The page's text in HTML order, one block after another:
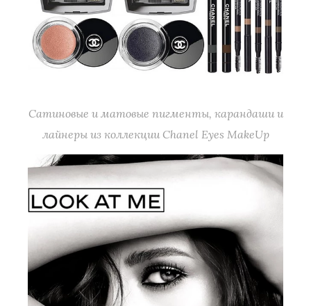
Сатиновые и матовые пигменты, карандаши и
лайнеры из коллекции Chanel Eyes MakeUp